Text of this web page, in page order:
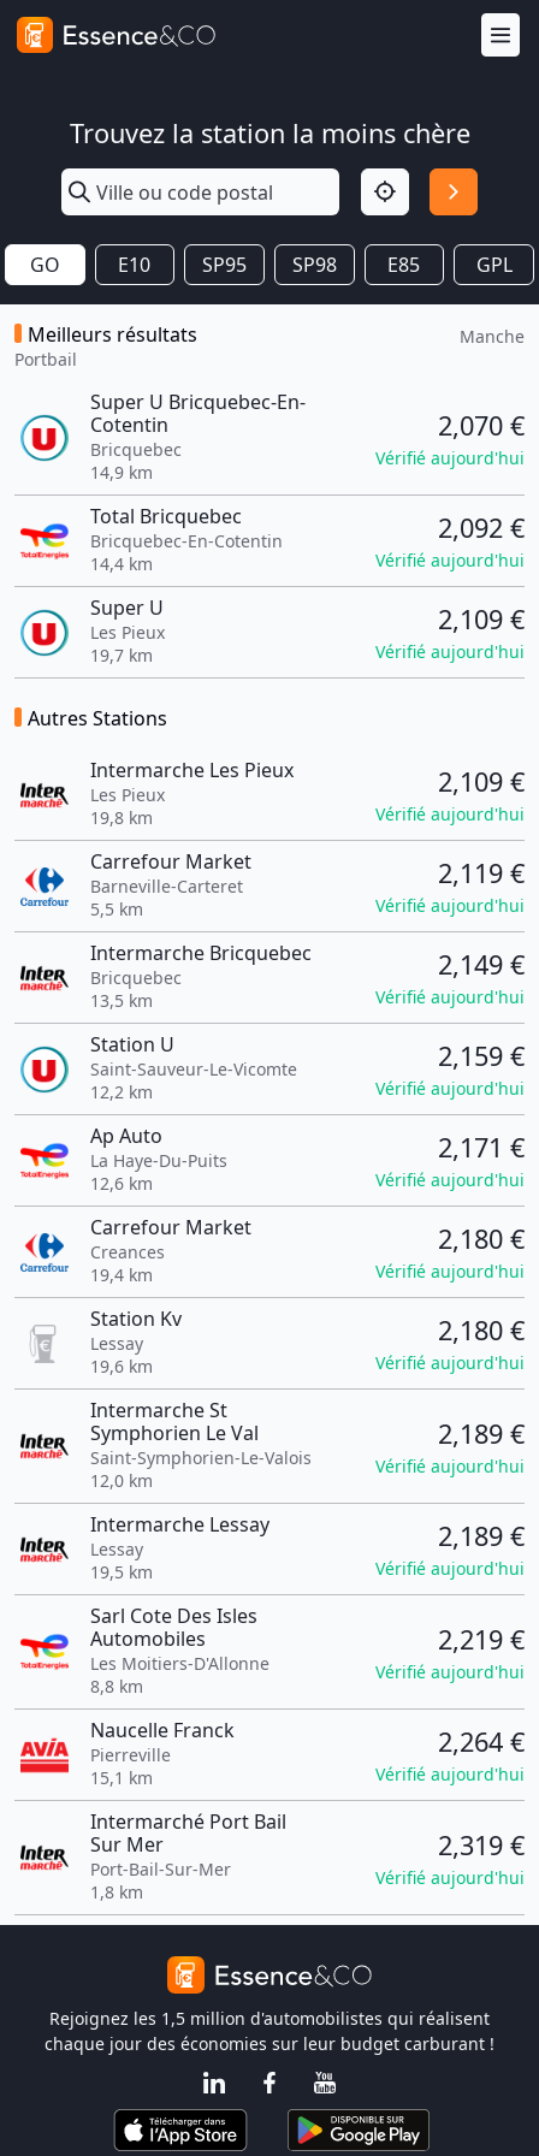
Trouvez la station la moins chère
GO E10 SP95 SP98 E85 GPL
Meilleurs résultats
Portbail
Manche
Super U Bricquebec-En-
Cotentin
Bricquebec
14,9 km
2,070 €
Vérifié aujourd'hui
Total Bricquebec
Bricquebec-En-Cotentin
14,4 km
2,092 €
Vérifié aujourd'hui
Super U
Les Pieux
19,7 km
2,109 €
Vérifié aujourd'hui
Autres Stations
Intermarche Les Pieux
Les Pieux
19,8 km
2,109 €
Vérifié aujourd'hui
Carrefour Market
Barneville-Carteret
5,5 km
2,119 €
Vérifié aujourd'hui
Intermarche Bricquebec
Bricquebec
13,5 km
2,149 €
Vérifié aujourd'hui
Station U
Saint-Sauveur-Le-Vicomte
12,2 km
2,159 €
Vérifié aujourd'hui
Ap Auto
La Haye-Du-Puits
12,6 km
2,171 €
Vérifié aujourd'hui
Carrefour Market
Creances
19,4 km
2,180 €
Vérifié aujourd'hui
Station Kv
Lessay
19,6 km
2,180 €
Vérifié aujourd'hui
Intermarche St
Symphorien Le Val
Saint-Symphorien-Le-Valois
12,0 km
2,189 €
Vérifié aujourd'hui
Intermarche Lessay
Lessay
19,5 km
2,189 €
Vérifié aujourd'hui
Sarl Cote Des Isles
Automobiles
Les Moitiers-D'Allonne
8,8 km
2,219 €
Vérifié aujourd'hui
Naucelle Franck
Pierreville
15,1 km
2,264 €
Vérifié aujourd'hui
Intermarché Port Bail
Sur Mer
Port-Bail-Sur-Mer
1,8 km
2,319 €
Vérifié aujourd'hui
Rejoignez les 1,5 million d'automobilistes qui réalisent
chaque jour des économies sur leur budget carburant !